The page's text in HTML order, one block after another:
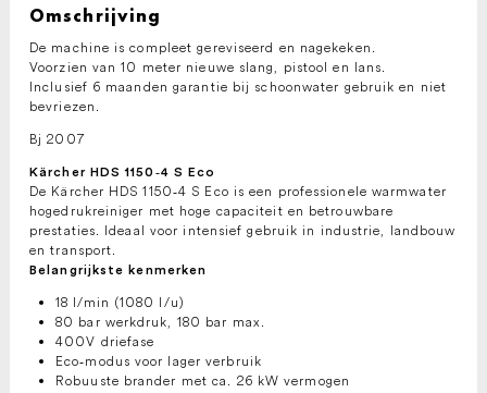
Eco
aantal
Omschrijving
De machine is compleet gereviseerd en nagekeken.
Voorzien van 10 meter nieuwe slang, pistool en lans.
Inclusief 6 maanden garantie bij schoonwater gebruik en niet
bevriezen.
Bj 2007
Kärcher HDS 1150‑4 S Eco
De Kärcher HDS 1150‑4 S Eco is een professionele warmwater
hogedrukreiniger met hoge capaciteit en betrouwbare
prestaties. Ideaal voor intensief gebruik in industrie, landbouw
en transport.
Belangrijkste kenmerken
18 l/min (1080 l/u)
80 bar werkdruk, 180 bar max.
400V driefase
Eco‑modus voor lager verbruik
Robuuste brander met ca. 26 kW vermogen